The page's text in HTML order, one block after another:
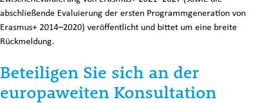
abschließende Evaluierung der ersten Programmgeneration von
Erasmus+ 2014–2020) veröffentlicht und bittet um eine breite
Rückmeldung.
Beteiligen Sie sich an der
europaweiten Konsultation